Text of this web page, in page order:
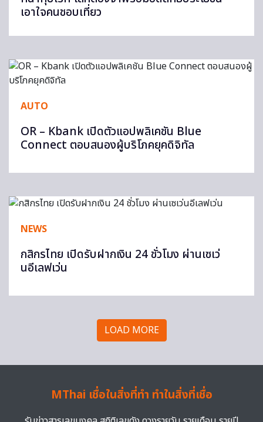
เอาใจคนชอบเที่ยว
AUTO
OR – Kbank เปิดตัวแอปพลิเคชัน Blue
Connect ตอบสนองผู้บริโภคยุคดิจิทัล
NEWS
กสิกรไทย เปิดรับฝากเงิน 24 ชั่วโมง ผ่านเซเว่
นอีเลฟเว่น
LOAD MORE
MThai เชื่อในสิ่งที่ทำ ทำในสิ่งที่เชื่อ